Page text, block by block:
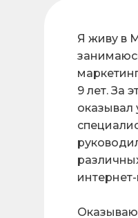
Я живу в
9 лет. За
оказывал
Оказываю